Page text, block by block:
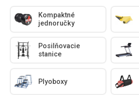
Kompaktné
jednoručky
Posilňovacie
stanice
Plyoboxy